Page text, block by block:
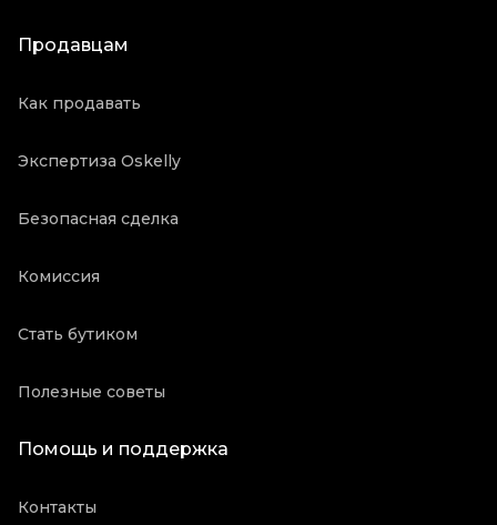
Продавцам
Как продавать
Экспертиза Oskelly
Безопасная сделка
Комиссия
Стать бутиком
Полезные советы
Помощь и поддержка
Контакты